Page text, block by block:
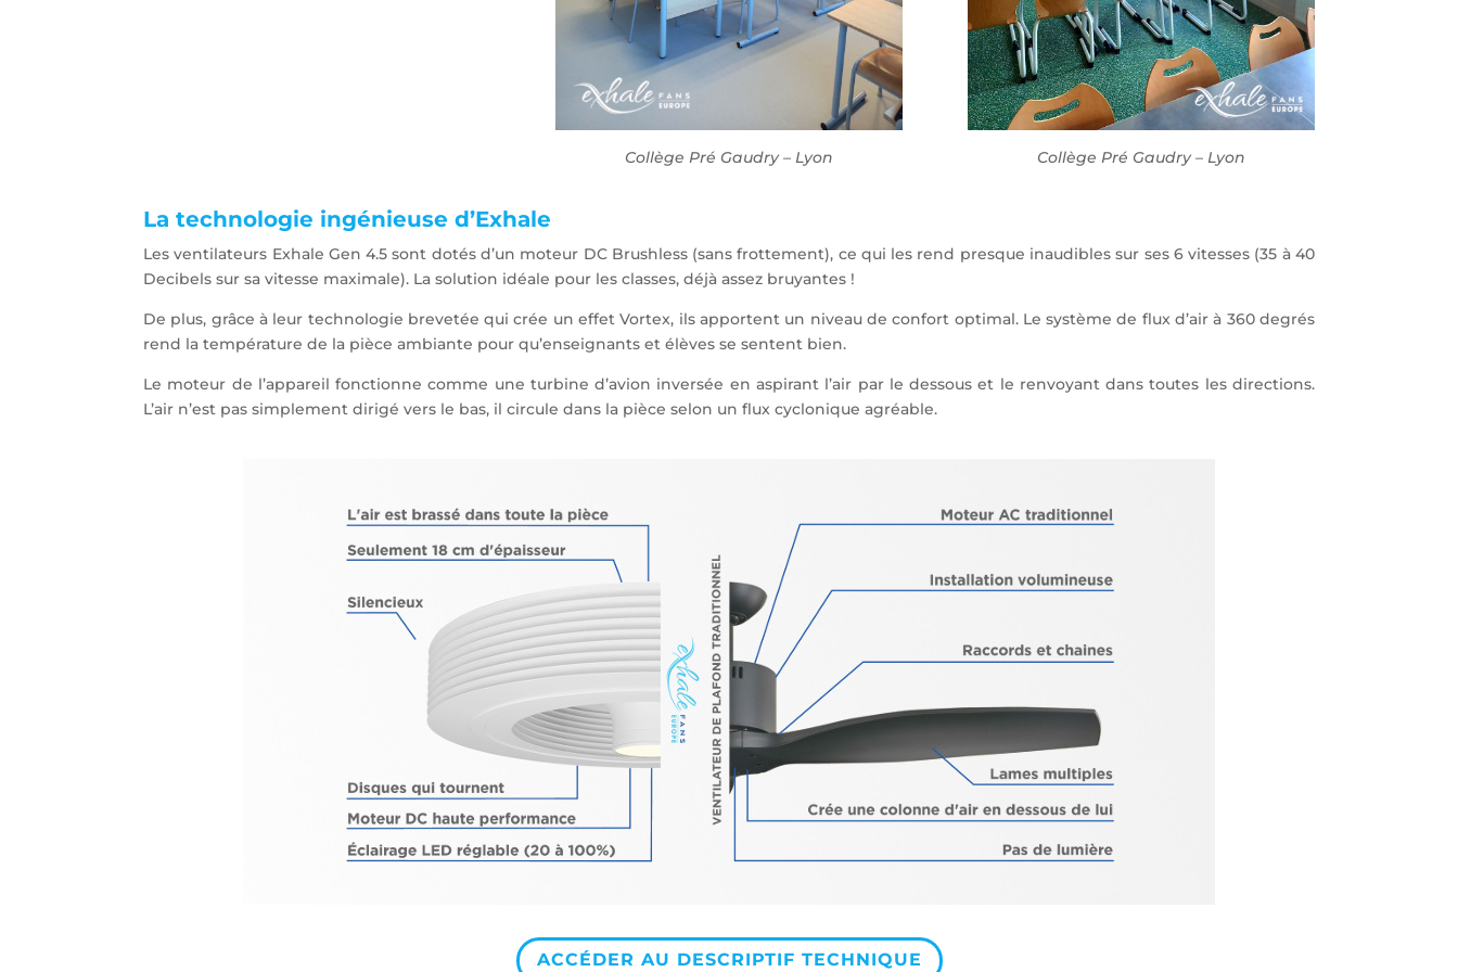
Collège Pré Gaudry – Lyon Collège Pré Gaudry – Lyon
La technologie ingénieuse d’Exhale
Les ventilateurs Exhale Gen 4.5 sont dotés d’un moteur DC Brushless (sans frottement), ce qui les rend presque inaudibles sur ses 6 vitesses (35 à 40
Decibels sur sa vitesse maximale). La solution idéale pour les classes, déjà assez bruyantes !
De plus, grâce à leur technologie brevetée qui crée un effet Vortex, ils apportent un niveau de confort optimal. Le système de flux d’air à 360 degrés
rend la température de la pièce ambiante pour qu’enseignants et élèves se sentent bien.
Le moteur de l’appareil fonctionne comme une turbine d’avion inversée en aspirant l’air par le dessous et le renvoyant dans toutes les directions.
L’air n’est pas simplement dirigé vers le bas, il circule dans la pièce selon un flux cyclonique agréable.
ACCÉDER AU DESCRIPTIF TECHNIQUE